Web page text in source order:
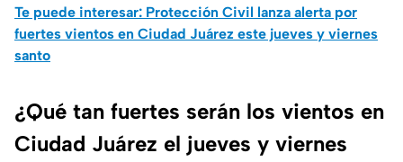
Te puede interesar: Protección Civil lanza alerta por
fuertes vientos en Ciudad Juárez este jueves y viernes
santo
¿Qué tan fuertes serán los vientos en
Ciudad Juárez el jueves y viernes